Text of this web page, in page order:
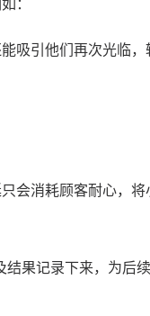
：
吸引他们再次光临，
会消耗顾客耐心，将
果记录下来，为后